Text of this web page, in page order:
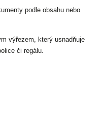
podle obsahu nebo
výřezem, který usnadňuje
či regálu.